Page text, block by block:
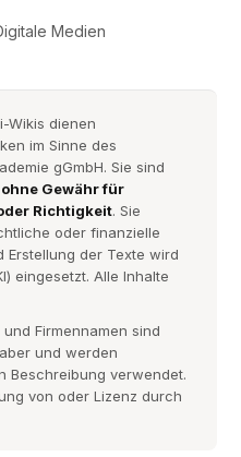
Medien
Wikis dienen
im Sinne des
gGmbH. Sie sind
ohne Gewähr für
Richtigkeit. Sie
oder finanzielle
Erstellung der Texte wird
eingesetzt. Alle Inhalte
Firmennamen sind
und werden
Beschreibung verwendet.
von oder Lizenz durch